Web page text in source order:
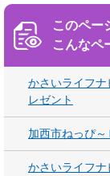
このペー
こんなペ
かさいライフ
レゼント
加西市ねっぴ
かさいライフナ